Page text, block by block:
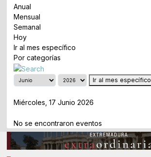
Anual
Mensual
Semanal
Hoy
Ir al mes específico
Por categorías
Ir al mes específico
Miércoles, 17 Junio 2026
No se encontraron eventos